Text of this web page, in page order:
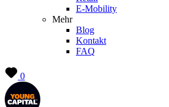
E-Mobility
Mehr
Blog
Kontakt
FAQ
0